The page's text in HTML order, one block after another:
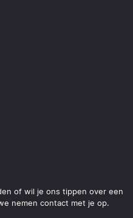
of wil je ons tippen over een
nemen contact met je op.